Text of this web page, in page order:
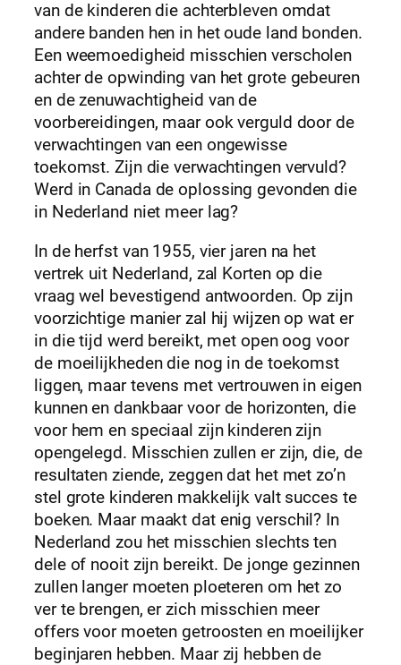
van de kinderen die achterbleven omdat
andere banden hen in het oude land bonden.
Een weemoedigheid misschien verscholen
achter de opwinding van het grote gebeuren
en de zenuwachtigheid van de
voorbereidingen, maar ook verguld door de
verwachtingen van een ongewisse
toekomst. Zijn die verwachtingen vervuld?
Werd in Canada de oplossing gevonden die
in Nederland niet meer lag?
In de herfst van 1955, vier jaren na het
vertrek uit Nederland, zal Korten op die
vraag wel bevestigend antwoorden. Op zijn
voorzichtige manier zal hij wijzen op wat er
in die tijd werd bereikt, met open oog voor
de moeilijkheden die nog in de toekomst
liggen, maar tevens met vertrouwen in eigen
kunnen en dankbaar voor de horizonten, die
voor hem en speciaal zijn kinderen zijn
opengelegd. Misschien zullen er zijn, die, de
resultaten ziende, zeggen dat het met zo’n
stel grote kinderen makkelijk valt succes te
boeken. Maar maakt dat enig verschil? In
Nederland zou het misschien slechts ten
dele of nooit zijn bereikt. De jonge gezinnen
zullen langer moeten ploeteren om het zo
ver te brengen, er zich misschien meer
offers voor moeten getroosten en moeilijker
beginjaren hebben. Maar zij hebben de